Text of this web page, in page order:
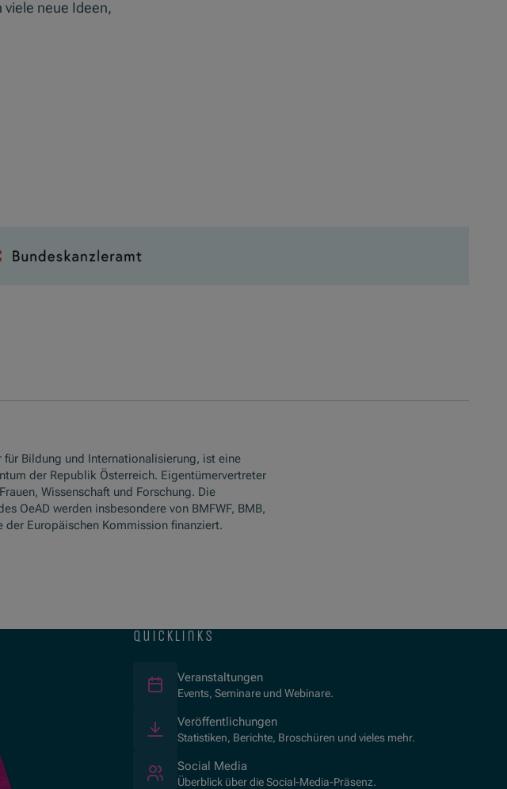
viele neue Ideen,
für Bildung und Internationalisierung, ist eine
der Republik Österreich. Eigentümervertreter
Wissenschaft und Forschung. Die
OeAD werden insbesondere von BMFWF, BMB,
der Europäischen Kommission finanziert.
quicklinks
Veranstaltungen
Events, Seminare und Webinare.
Veröffentlichungen
Statistiken, Berichte, Broschüren und vieles mehr.
Social Media
Überblick über die Social-Media-Präsenz.